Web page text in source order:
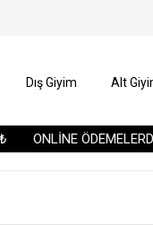
ONLİNE
Dış Giyim Alt